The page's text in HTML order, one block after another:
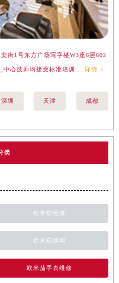
街1号东方广场写字楼W3座6层602
中心技师均接受标准培训....详情 >
深圳 天津 成都
类
欧米茄维修
欧米茄新闻
欧米茄手表维修